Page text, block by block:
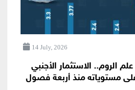
14 July, 2026
الروم.. الاستثمار الأجنبي
مستوياته منذ أربعة فصول